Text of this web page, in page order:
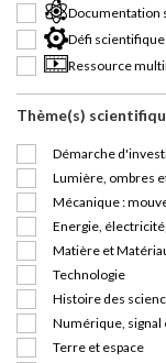
Documentation
Défi scientifique
Ressource
Thème(s)
Démarche
Lumière, ombres
Mécanique :
Energie,
Matière et
Technologie
Histoire des
Numérique,
Terre et espace